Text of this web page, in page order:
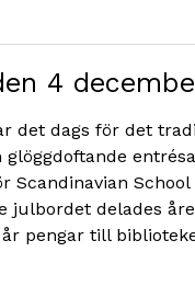
4
det dags för det
glöggdoftande
Scandinavian
julbordet delades
pengar till